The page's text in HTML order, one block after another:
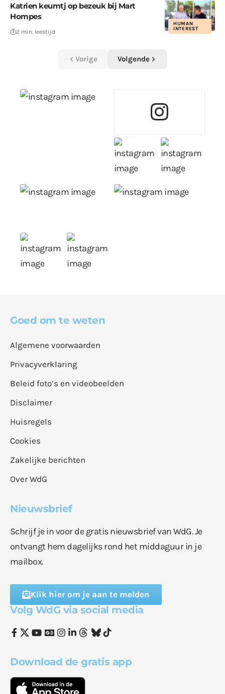
HUMAN
INTEREST
Katrien keumtj op bezeuk bij Mart
Hompes
2 min. leestijd
Vorige Volgende
Goed om te weten
Algemene voorwaarden
Privacyverklaring
Beleid foto’s en videobeelden
Disclaimer
Huisregels
Cookies
Zakelijke berichten
Over WdG
Nieuwsbrief
Schrijf je in voor de gratis nieuwsbrief van WdG. Je
ontvangt hem dagelijks rond het middaguur in je
mailbox.
Klik hier om je aan te melden
Volg WdG via social media
Download de gratis app